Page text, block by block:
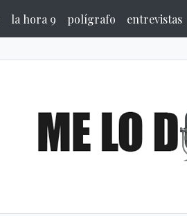
la hora 9 polígrafo entrevistas